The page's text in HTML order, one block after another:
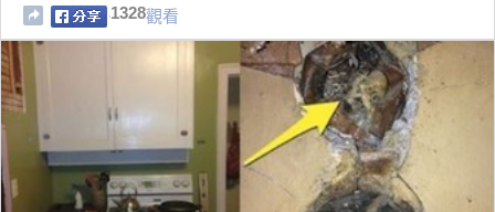
1328觀看